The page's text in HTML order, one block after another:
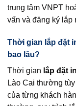
trung tâm VNPT
vấn và đăng ký lắp
Thời gian lắp đặt
bao lâu?
Thời gian lắp đặt
Lào Cai thường
của từng khách